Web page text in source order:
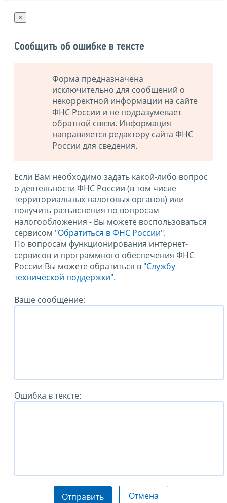
×
Сообщить об ошибке в тексте
Форма предназначена
исключительно для сообщений о
некорректной информации на сайте
ФНС России и не подразумевает
обратной связи. Информация
направляется редактору сайта ФНС
России для сведения.
Если Вам необходимо задать какой-либо вопрос
о деятельности ФНС России (в том числе
территориальных налоговых органов) или
получить разъяснения по вопросам
налогообложения - Вы можете воспользоваться
сервисом "Обратиться в ФНС России".
По вопросам функционирования интернет-
сервисов и программного обеспечения ФНС
России Вы можете обратиться в "Службу
технической поддержки".
Ваше сообщение:
Ошибка в тексте:
Отправить Отмена